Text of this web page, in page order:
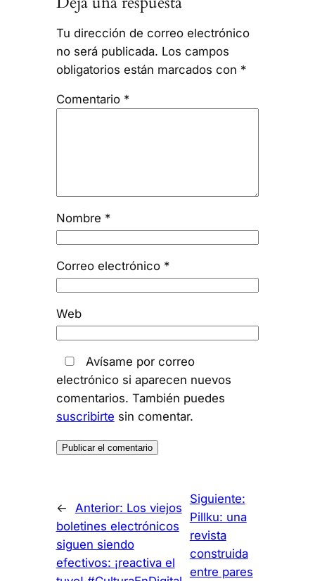
Tu dirección de correo electrónico
no será publicada. Los campos
obligatorios están marcados con *
Comentario *
Nombre *
Correo electrónico *
Web
Avísame por correo
electrónico si aparecen nuevos
comentarios. También puedes
suscribirte sin comentar.
← Anterior: Los viejos
boletines electrónicos
siguen siendo
efectivos: ¡reactiva el
Siguiente:
Pillku: una
revista
construida
entre pares